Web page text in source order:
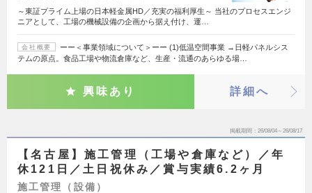
～東証プライム上場の日本軽金属HD／充実の福利厚生～ 当社のプロセスエンジ
ニアとして、工場の機械設備の企画から据え付け、運…
会社概要
ーー＜事業領域について＞ーー (1)低温空間事業 →日軽パネルシス
テムの原点。食品工場や物流倉庫など、生産・流通のあらゆる場…
興味あり 詳細へ
掲載期間 26/08/04～26/08/17
【名古屋】施工管理（工場や倉庫など）／年
休121日／土日祝休み／賞与実績6.2ヶ月
施工管理（設備）